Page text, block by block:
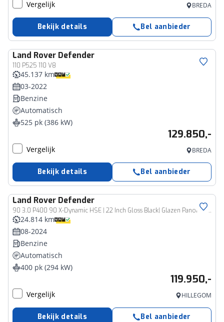
Vergelijk BREDA
Bekijk details Bel aanbieder
Land Rover Defender
110 P525 110 V8
45.137 km
03-2022
Benzine
Automatisch
525 pk (386 kW)
129.850,-
Vergelijk BREDA
Bekijk details Bel aanbieder
Land Rover Defender
90 3.0 P400 90 X-Dynamic HSE | 22 Inch Gloss Black| Glazen Panorama Schuif-Kanteldak
24.814 km
08-2024
Benzine
Automatisch
400 pk (294 kW)
119.950,-
Vergelijk HILLEGOM
Bekijk details Bel aanbieder